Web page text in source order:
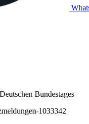
Bundestages
1033342